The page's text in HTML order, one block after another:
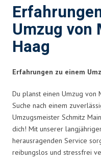
Umzug von
Haag
Erfahrungen zu einem
Du planst einen Umzug von
Suche nach einem
Umzugsmeister Schmitz
dich! Mit unserer
herausragenden Service
reibungslos und stressfrei